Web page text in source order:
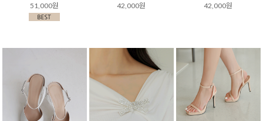
51,000원
42,000원
42,000원